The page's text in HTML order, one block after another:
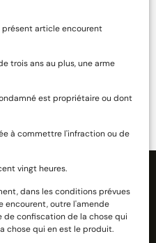
présent article encourent
trois ans au plus, une arme
est propriétaire ou dont
à commettre l'infraction ou de
vingt heures.
dans les conditions prévues
encourent, outre l'amende
de confiscation de la chose qui
chose qui en est le produit.